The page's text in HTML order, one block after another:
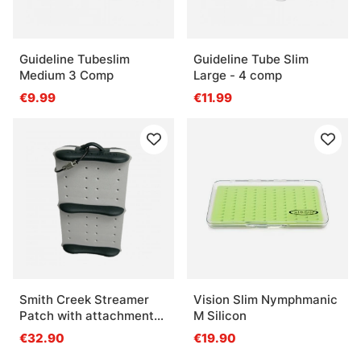
Guideline Tubeslim
Medium 3 Comp
€9.99
Guideline Tube Slim
Large - 4 comp
€11.99
Smith Creek Streamer
Patch with attachment
cable
€32.90
Vision Slim Nymphmanic
M Silicon
€19.90